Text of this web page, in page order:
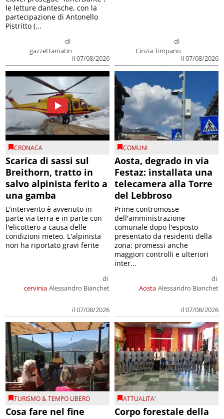
di
gazzettamatin
il 07/08/2026
le letture dantesche, con la
partecipazione di Antonello
Pistritto (...
di
Cinzia Timpano
il 07/08/2026
CRONACA
Scarica di sassi sul
Breithorn, tratto in
salvo alpinista ferito a
una gamba
cervinia
di
Alessandro Bianchet
il 07/08/2026
L'intervento è avvenuto in
parte via terra e in parte con
l'elicottero a causa delle
condizioni meteo. L'alpinista
non ha riportato gravi ferite
COMUNI
Aosta, degrado in via
Festaz: installata una
telecamera alla Torre
del Lebbroso
Aosta
di
Alessandro Bianchet
il 07/08/2026
Prime contromosse
dell'amministrazione
comunale dopo l'esposto
presentato da residenti della
zona; promessi anche
maggiori controlli e ulteriori
inter...
TURISMO & TEMPO LIBERO
Cosa fare nel fine
ATTUALITA'
Corpo forestale della